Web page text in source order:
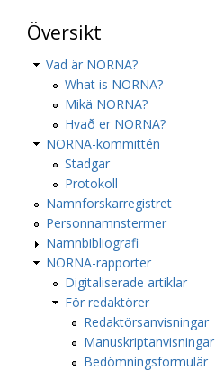
Översikt
Vad är NORNA?
What is NORNA?
Mikä NORNA?
Hvað er NORNA?
NORNA-kommittén
Stadgar
Protokoll
Namnforskarregistret
Personnamnstermer
Namnbibliografi
NORNA-rapporter
Digitaliserade artiklar
För redaktörer
Redaktörsanvisningar
Manuskriptanvisningar
Bedömningsformulär